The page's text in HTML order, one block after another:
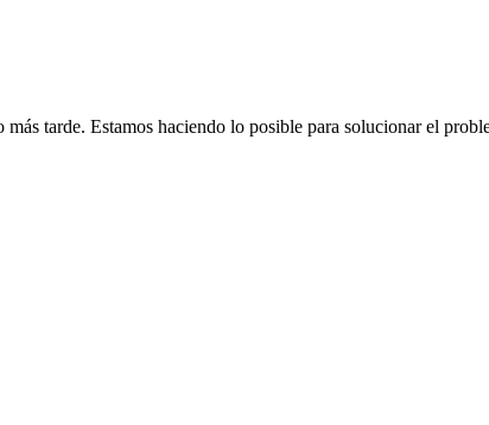
tarde. Estamos haciendo lo posible para solucionar el